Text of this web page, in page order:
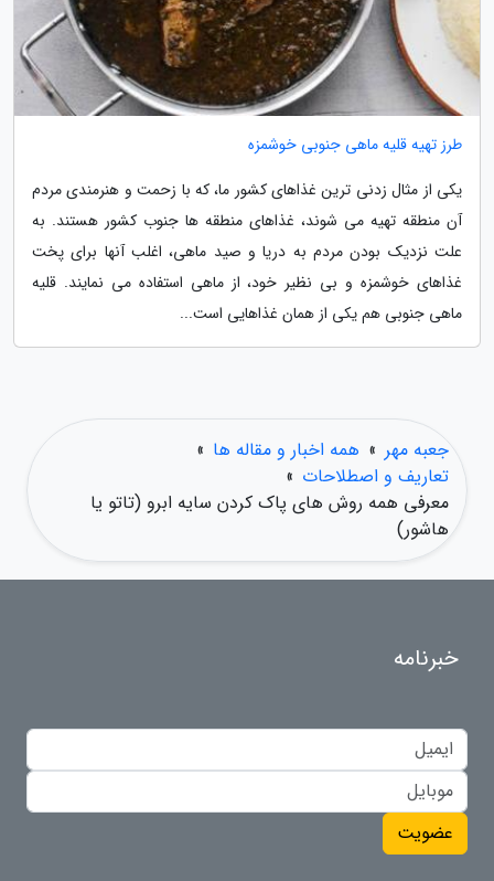
طرز تهیه قلیه ماهی جنوبی خوشمزه
یکی از مثال زدنی ترین غذاهای کشور ما، که با زحمت و هنرمندی مردم
آن منطقه تهیه می شوند، غذاهای منطقه ها جنوب کشور هستند. به
علت نزدیک بودن مردم به دریا و صید ماهی، اغلب آنها برای پخت
غذاهای خوشمزه و بی نظیر خود، از ماهی استفاده می نمایند. قلیه
ماهی جنوبی هم یکی از همان غذاهایی است...
جعبه مهر » همه اخبار و مقاله ها »
تعاریف و اصطلاحات »
معرفی همه روش های پاک کردن سایه ابرو (تاتو یا
هاشور)
خبرنامه
عضویت